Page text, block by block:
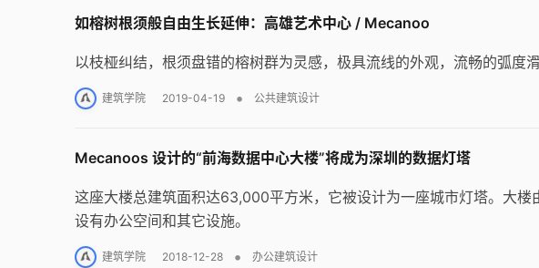
如榕树根须般自由生长延伸：高雄艺术中心 / Mecanoo
以枝桠纠结，根须盘错的榕树群为灵感，极具流线的外观，流畅的弧度
建筑学院 2019-04-19 • 公共建筑设计
Mecanoos 设计的“前海数据中心大楼”将成为深圳的数据灯塔
这座大楼总建筑面积达63,000平方米，它被设计为一座城市灯塔。大楼
设有办公空间和其它设施。
建筑学院 2018-12-28 • 办公建筑设计